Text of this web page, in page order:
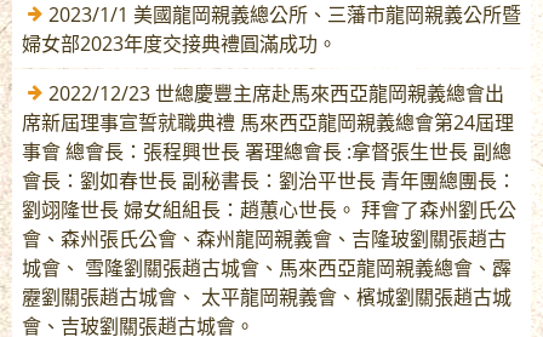
2023/1/1 美國龍岡親義總公所、三藩市龍岡親義公所暨
婦女部2023年度交接典禮圓滿成功。
2022/12/23 世總慶豐主席赴馬來西亞龍岡親義總會出
席新屆理事宣誓就職典禮 馬來西亞龍岡親義總會第24屆理
事會 總會長：張程興世長 署理總會長 :拿督張生世長 副總
會長：劉如春世長 副秘書長：劉治平世長 青年團總團長：
劉翊隆世長 婦女組組長：趙蕙心世長。 拜會了森州劉氏公
會、森州張氏公會、森州龍岡親義會、吉隆玻劉關張趙古
城會、 雪隆劉關張趙古城會、馬來西亞龍岡親義總會、霹
靂劉關張趙古城會、 太平龍岡親義會、檳城劉關張趙古城
會、吉玻劉關張趙古城會。